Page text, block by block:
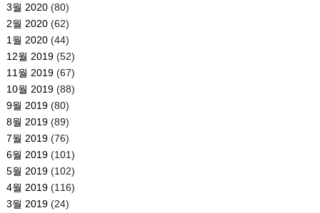
3월 2020(80)
2월 2020(62)
1월 2020(44)
12월 2019(52)
11월 2019(67)
10월 2019(88)
9월 2019(80)
8월 2019(89)
7월 2019(76)
6월 2019(101)
5월 2019(102)
4월 2019(116)
3월 2019(24)